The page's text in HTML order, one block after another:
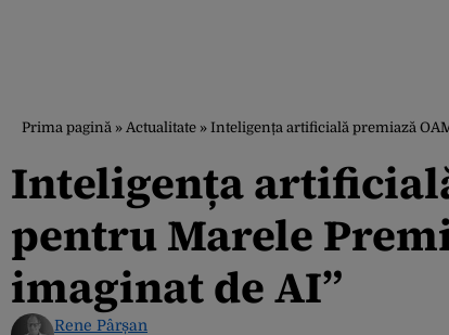
Prima pagină » Actualitate » Inteligența artificială premiază
Inteligența
pentru Marele
imaginat de AI”
Rene Pârșan